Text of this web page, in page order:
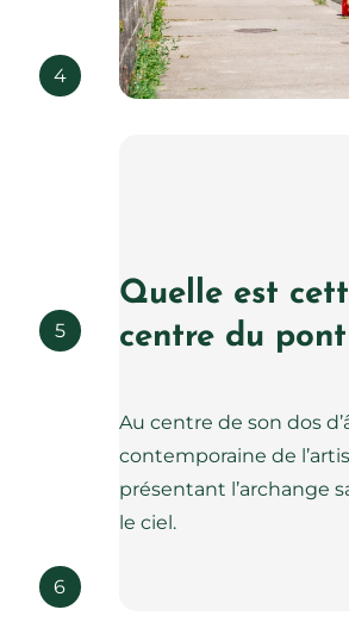
4
5
6
Villefranche de
Quelle est
centre du
Au centre de son dos
contemporaine de
présentant l’archange
le ciel.